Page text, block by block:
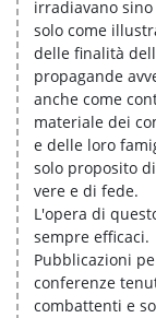
irradiavano
solo come
delle finalità
propagande
anche come
materiale dei
e delle loro
solo proposito
vere e di fede.
L'opera di
sempre efficaci.
Pubblicazioni
conferenze
combattenti e